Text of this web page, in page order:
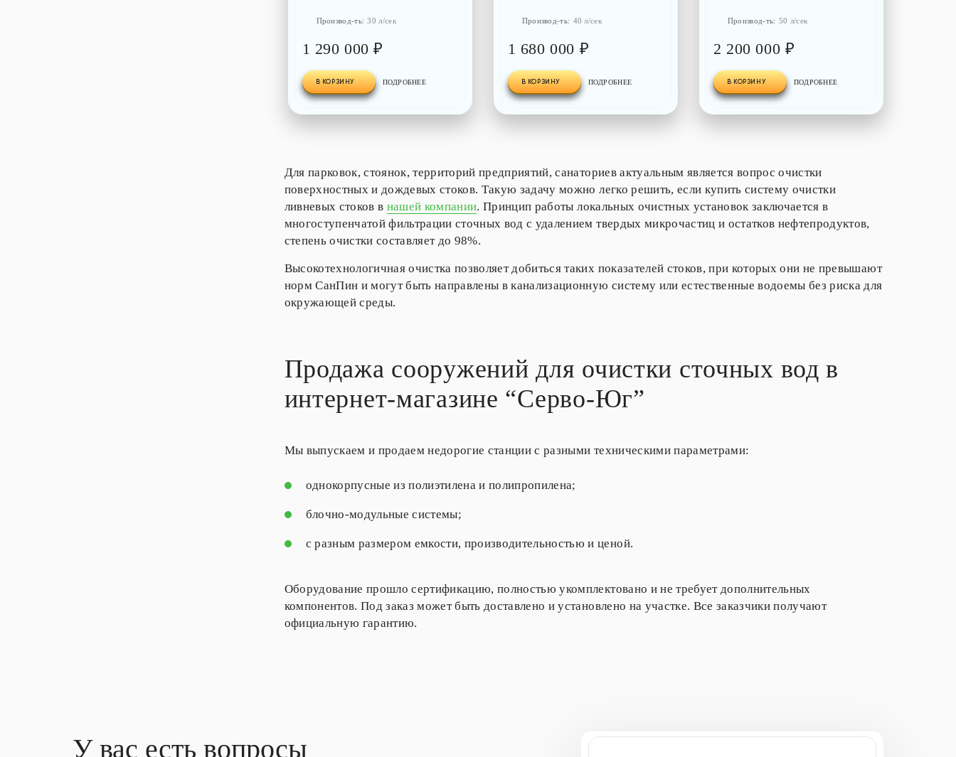
Производ-ть: 30 л/сек
1 290 000 ₽
В КОРЗИНУ ПОДРОБНЕЕ
Производ-ть: 40 л/сек
1 680 000 ₽
В КОРЗИНУ ПОДРОБНЕЕ
Производ-ть: 50 л/сек
2 200 000 ₽
В КОРЗИНУ ПОДРОБНЕЕ
Для парковок, стоянок, территорий предприятий, санаториев актуальным является вопрос очистки
поверхностных и дождевых стоков. Такую задачу можно легко решить, если купить систему очистки
ливневых стоков в нашей компании. Принцип работы локальных очистных установок заключается в
многоступенчатой фильтрации сточных вод с удалением твердых микрочастиц и остатков нефтепродуктов,
степень очистки составляет до 98%.
Высокотехнологичная очистка позволяет добиться таких показателей стоков, при которых они не превышают
норм СанПин и могут быть направлены в канализационную систему или естественные водоемы без риска для
окружающей среды.
Продажа сооружений для очистки сточных вод в
интернет-магазине “Серво-Юг”
Мы выпускаем и продаем недорогие станции с разными техническими параметрами:
однокорпусные из полиэтилена и полипропилена;
блочно-модульные системы;
с разным размером емкости, производительностью и ценой.
Оборудование прошло сертификацию, полностью укомплектовано и не требует дополнительных
компонентов. Под заказ может быть доставлено и установлено на участке. Все заказчики получают
официальную гарантию.
У вас есть вопросы